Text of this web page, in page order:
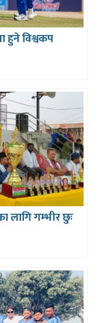
हुने विश्वकप
लागि गम्भीर छुः